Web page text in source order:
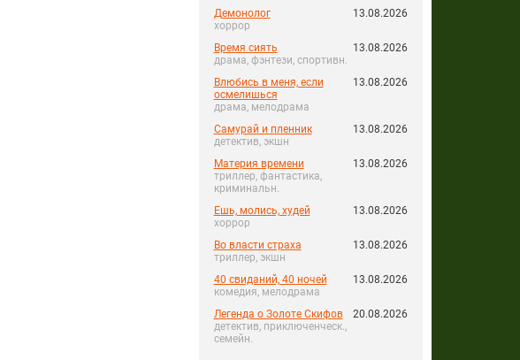
Демонолог
хоррор
13.08.2026
Время сиять
драма, фэнтези, спортивн.
13.08.2026
Влюбись в меня, если
осмелишься
драма, мелодрама
13.08.2026
Самурай и пленник
детектив, экшн
13.08.2026
Материя времени
триллер, фантастика,
криминальн.
13.08.2026
Ешь, молись, худей
хоррор
13.08.2026
Во власти страха
триллер, экшн
13.08.2026
40 свиданий, 40 ночей
комедия, мелодрама
13.08.2026
Легенда о Золоте Скифов
детектив, приключенческ.,
семейн.
20.08.2026